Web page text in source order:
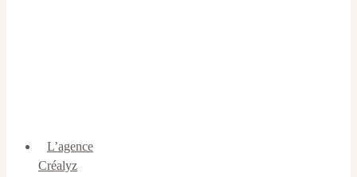
L’agence
Créalyz